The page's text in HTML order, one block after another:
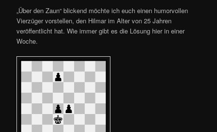
„Über den Zaun“ blickend möchte ich euch einen humorvollen
Vierzüger vorstellen, den Hilmar im Alter von 25 Jahren
veröffentlicht hat. Wie immer gibt es die Lösung hier in einer
Woche.